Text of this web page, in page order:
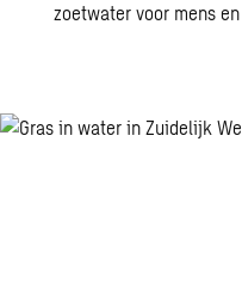
zoetwater voor mens